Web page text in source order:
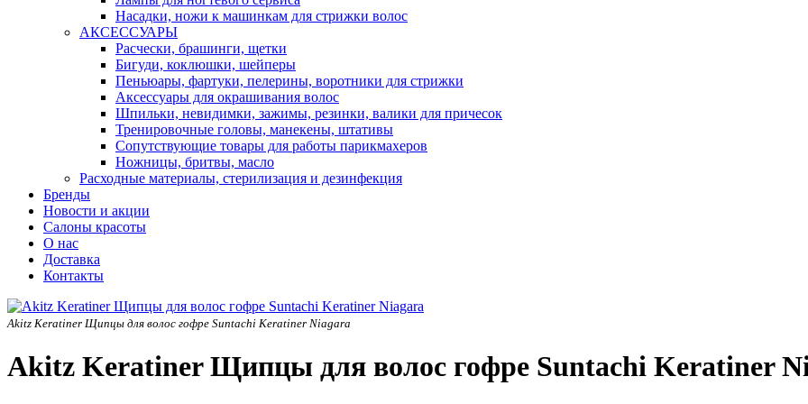
Насадки, ножи к машинкам для стрижки волос
АКСЕССУАРЫ
Расчески, брашинги, щетки
Бигуди, коклюшки, шейперы
Пеньюары, фартуки, пелерины, воротники для стрижки
Аксессуары для окрашивания волос
Шпильки, невидимки, зажимы, резинки, валики для причесок
Тренировочные головы, манекены, штативы
Сопутствующие товары для работы парикмахеров
Ножницы, бритвы, масло
Расходные материалы, стерилизация и дезинфекция
Бренды
Новости и акции
Салоны красоты
О нас
Доставка
Контакты
Akitz Keratiner Щипцы для волос гофре Suntachi Keratiner Niagara
Akitz Keratiner Щипцы для волос гофре Suntachi Keratiner